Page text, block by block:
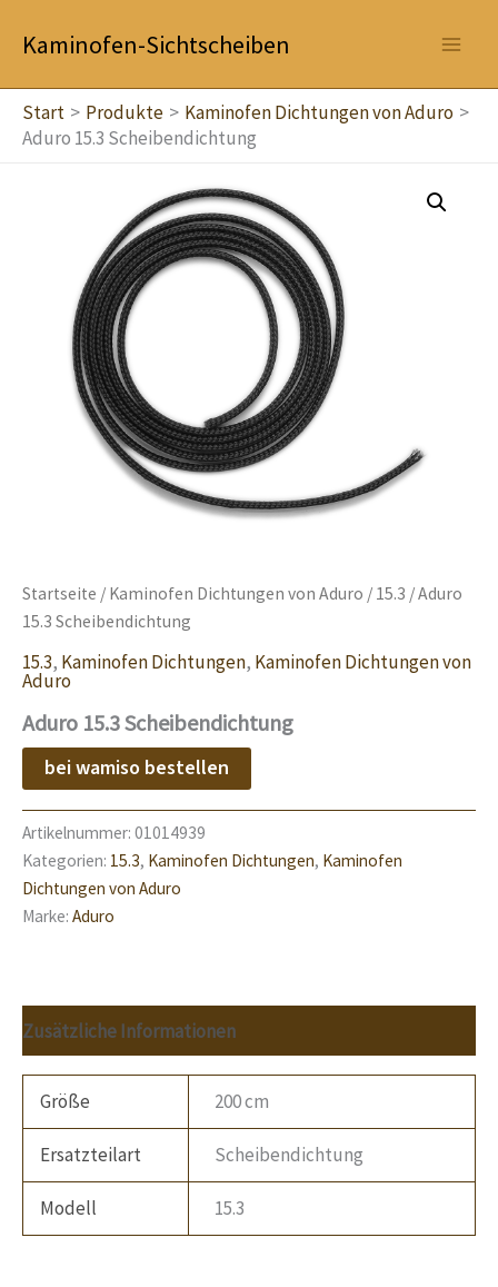
InhaltKaminofen-Sichtscheiben
Start Produkte
Kaminofen Dichtungen von Aduro
Aduro 15.3 Scheibendichtung
Startseite / Kaminofen Dichtungen von Aduro / 15.3 / Aduro
15.3 Scheibendichtung
15.3, Kaminofen Dichtungen, Kaminofen Dichtungen von
Aduro
Aduro 15.3 Scheibendichtung
bei wamiso bestellen
Artikelnummer: 01014939
Kategorien: 15.3, Kaminofen Dichtungen, Kaminofen
Dichtungen von Aduro
Marke: Aduro
Zusätzliche Informationen
Größe 200 cm
Ersatzteilart Scheibendichtung
Modell 15.3